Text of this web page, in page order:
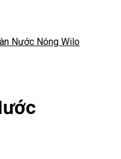
Nước Nóng Wilo